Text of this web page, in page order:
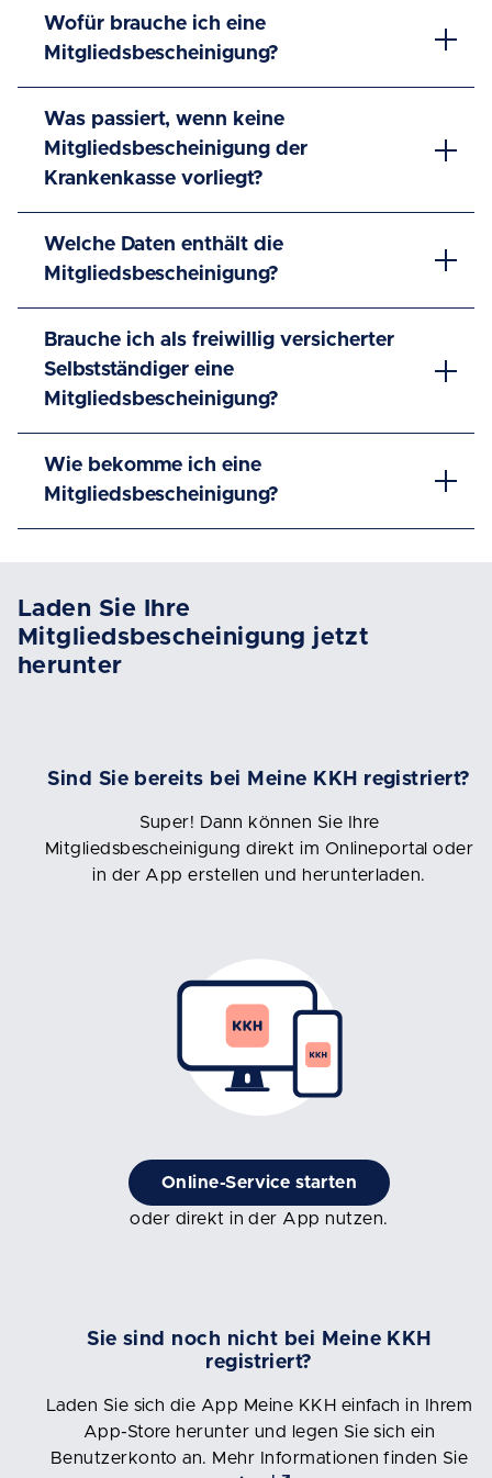
Wofür brauche ich eine
Mitgliedsbescheinigung?
Was passiert, wenn keine
Mitgliedsbescheinigung der
Krankenkasse vorliegt?
Welche Daten enthält die
Mitgliedsbescheinigung?
Brauche ich als freiwillig versicherter
Selbstständiger eine
Mitgliedsbescheinigung?
Wie bekomme ich eine
Mitgliedsbescheinigung?
Laden Sie Ihre
Mitgliedsbescheinigung jetzt
herunter
Sind Sie bereits bei Meine KKH registriert?
Super! Dann können Sie Ihre
Mitgliedsbescheinigung direkt im Onlineportal oder
in der App erstellen und herunterladen.
Online-Service starten
oder direkt in der App nutzen.
Sie sind noch nicht bei Meine KKH
registriert?
Laden Sie sich die App Meine KKH einfach in Ihrem
App-Store herunter und legen Sie sich ein
Benutzerkonto an. Mehr Informationen finden Sie